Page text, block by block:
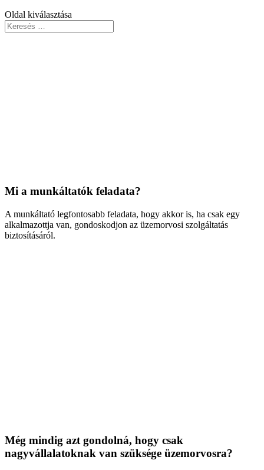
Oldal kiválasztása
Mi a munkáltatók feladata?
A munkáltató legfontosabb feladata, hogy akkor is, ha csak egy
alkalmazottja van, gondoskodjon az üzemorvosi szolgáltatás
biztosításáról.
Még mindig azt gondolná, hogy csak
nagyvállalatoknak van szüksége üzemorvosra?